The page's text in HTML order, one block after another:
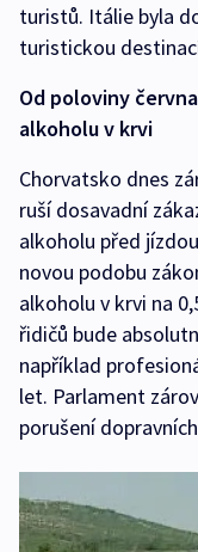
turistů. Itálie byla
turistickou
Od poloviny
alkoholu v krvi
Chorvatsko dnes
ruší dosavadní
alkoholu před
novou podobu
alkoholu v krvi na
řidičů bude
například
let. Parlament
porušení